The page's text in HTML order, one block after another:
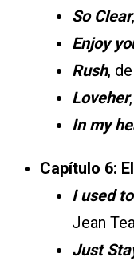
So Clear
Enjoy
Rush,
Loveher
In my
Capítulo 6:
I used
Jean
Just